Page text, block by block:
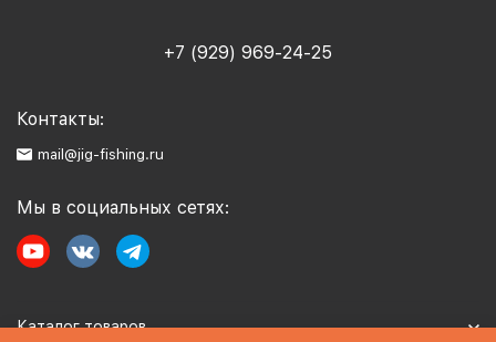
+7 (929) 969-24-25
Контакты:
mail@jig-fishing.ru
Мы в социальных сетях:
Каталог товаров